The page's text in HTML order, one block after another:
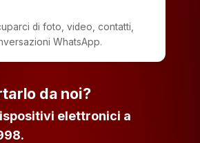
di foto, video, contatti,
WhatsApp.
da noi?
elettronici a